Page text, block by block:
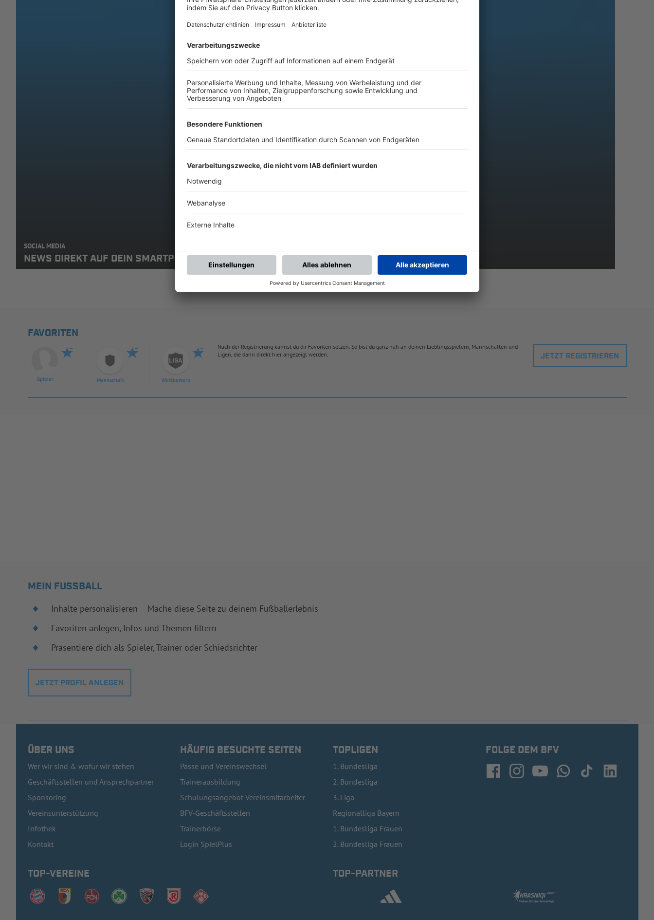
SOCIAL MEDIA
NEWS DIREKT AUF DEIN SMARTPHONE: ABONNIERE DEN BFV-WHATSAPP-KANAL!
FAVORITEN
Spieler Mannschaft Wettbewerb
Nach der Registrierung kannst du dir Favoriten setzen. So bist du ganz nah an deinen Lieblingsspielern, Mannschaften und
Ligen, die dann direkt hier angezeigt werden.
JETZT REGISTRIEREN
MEIN FUSSBALL
Inhalte personalisieren – Mache diese Seite zu deinem Fußballerlebnis
Favoriten anlegen, Infos und Themen filtern
Präsentiere dich als Spieler, Trainer oder Schiedsrichter
JETZT PROFIL ANLEGEN
ÜBER UNS
Wer wir sind & wofür wir stehen
Geschäftsstellen und Ansprechpartner
Sponsoring
Vereinsunterstützung
Infothek
Kontakt
HÄUFIG BESUCHTE SEITEN
Pässe und Vereinswechsel
Trainerausbildung
Schulungsangebot Vereinsmitarbeiter
BFV-Geschäftsstellen
Trainerbörse
Login SpielPlus
TOPLIGEN
1. Bundesliga
2. Bundesliga
3. Liga
Regionalliga Bayern
1. Bundesliga Frauen
2. Bundesliga Frauen
FOLGE DEM BFV
TOP-VEREINE TOP-PARTNER